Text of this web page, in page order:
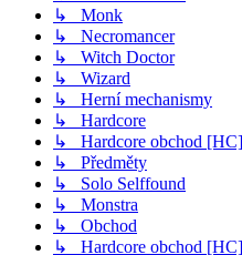
↳ Monk
↳ Necromancer
↳ Witch Doctor
↳ Wizard
↳ Herní mechanismy
↳ Hardcore
↳ Hardcore obchod [HC]
↳ Předměty
↳ Solo Selffound
↳ Monstra
↳ Obchod
↳ Hardcore obchod [HC]